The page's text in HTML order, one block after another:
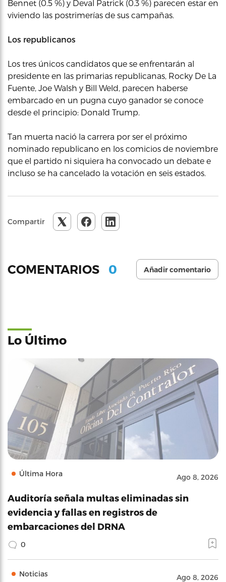
Bennet (0.5 %) y Deval Patrick (0.3 %) parecen estar en
viviendo las postrimerías de sus campañas.
Los republicanos
Los tres únicos candidatos que se enfrentarán al
presidente en las primarias republicanas, Rocky De La
Fuente, Joe Walsh y Bill Weld, parecen haberse
embarcado en un pugna cuyo ganador se conoce
desde el principio: Donald Trump.
Tan muerta nació la carrera por ser el próximo
nominado republicano en los comicios de noviembre
que el partido ni siquiera ha convocado un debate e
incluso se ha cancelado la votación en seis estados.
Compartir
COMENTARIOS 0 Añadir comentario
Lo Último
Última Hora Ago 8, 2026
Auditoría señala multas eliminadas sin
evidencia y fallas en registros de
embarcaciones del DRNA
0
Noticias Ago 8, 2026